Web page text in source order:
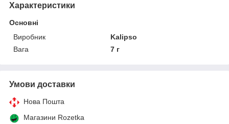
Характеристики
Основні
Виробник
Kalipso
Вага
7 г
Умови доставки
Нова Пошта
Магазини Rozetka